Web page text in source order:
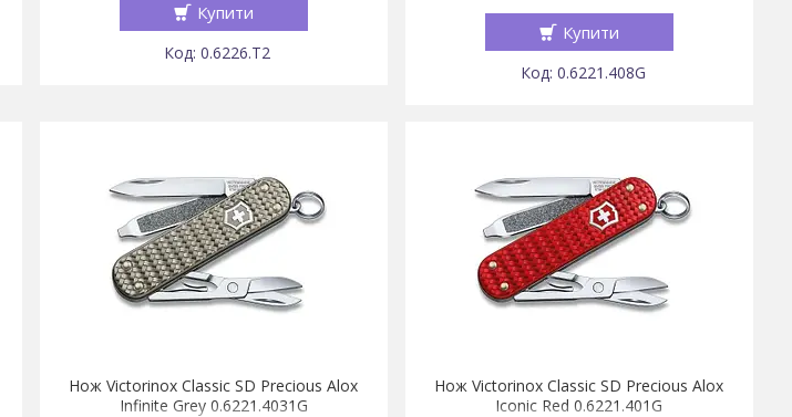
Купити
0.6226.T2
Купити
0.6221.408G
Нож Victorinox Classic SD Precious Alox
Infinite Grey 0.6221.4031G
Нож Victorinox Classic SD Precious Alox
Iconic Red 0.6221.401G